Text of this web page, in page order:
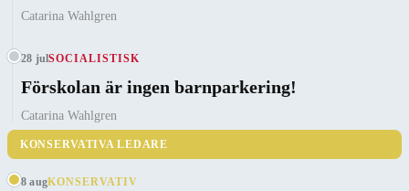
Catarina Wahlgren
28 julSOCIALISTISK
Förskolan är ingen barnparkering!
Catarina Wahlgren
KONSERVATIVA LEDARE
8 augKONSERVATIV